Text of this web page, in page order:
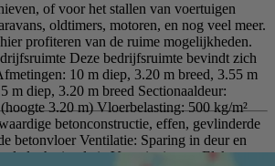
of voor het stallen van voertuigen
oldtimers, motoren, en nog veel meer.
profiteren van de ruime mogelijkheden.
Deze bedrijfsruimte bevindt zich
10 m diep, 3.20 m breed, 3.55 m
m diep, 3.20 m breed Sectionaaldeur:
3.20 m) Vloerbelasting: 500 kg/m²
betonconstructie, effen, gevlinderde
betonvloer Ventilatie: Sparing in deur en
luchtcirculatie Voorzieningen: Elektra,